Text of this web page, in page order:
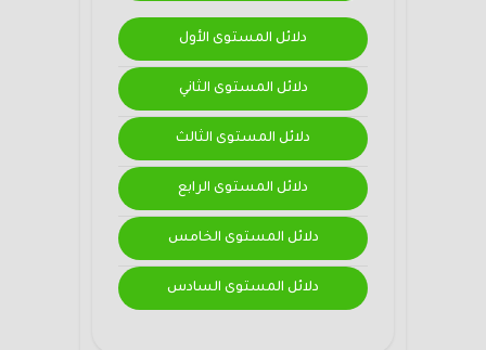
دلائل المستوى الأول
دلائل المستوى الثاني
دلائل المستوى الثالث
دلائل المستوى الرابع
دلائل المستوى الخامس
دلائل المستوى السادس